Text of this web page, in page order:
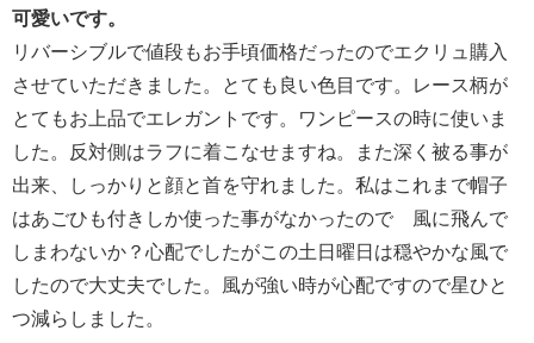
可愛いです。
リバーシブルで値段もお手頃価格だったのでエクリュ購入
させていただきました。とても良い色目です。レース柄が
とてもお上品でエレガントです。ワンピースの時に使いま
した。反対側はラフに着こなせますね。また深く被る事が
出来、しっかりと顔と首を守れました。私はこれまで帽子
はあごひも付きしか使った事がなかったので 風に飛んで
しまわないか？心配でしたがこの土日曜日は穏やかな風で
したので大丈夫でした。風が強い時が心配ですので星ひと
つ減らしました。